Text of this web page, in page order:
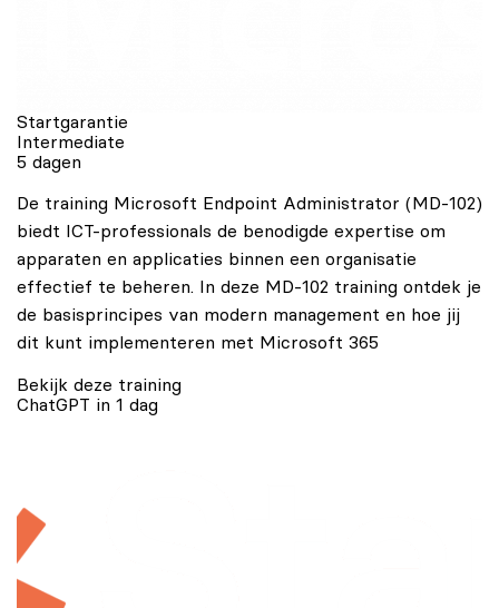
Startgarantie
Intermediate
5 dagen
De training Microsoft Endpoint Administrator (MD-102)
biedt ICT-professionals de benodigde expertise om
apparaten en applicaties binnen een organisatie
effectief te beheren. In deze MD-102 training ontdek je
de basisprincipes van modern management en hoe jij
dit kunt implementeren met Microsoft 365
Bekijk deze training
ChatGPT in 1 dag